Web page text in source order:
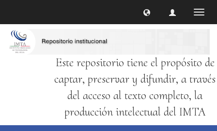
Este repositorio tiene el propósito de
captar, preservar y difundir, a través
del acceso al texto completo, la
producción intelectual del IMTA